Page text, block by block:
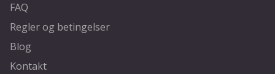
FAQ
Regler og betingelser
Blog
Kontakt